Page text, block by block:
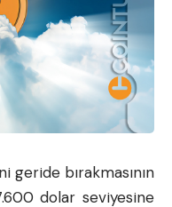
geride bırakmasının
dolar seviyesine